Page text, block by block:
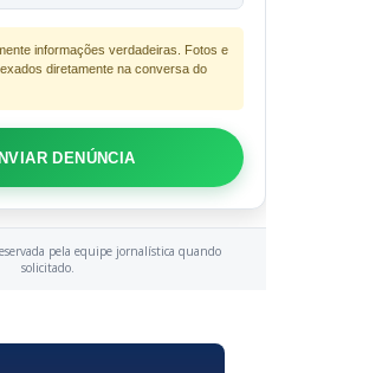
informações verdadeiras. Fotos e
diretamente na conversa do
DENÚNCIA
pela equipe jornalística quando
solicitado.